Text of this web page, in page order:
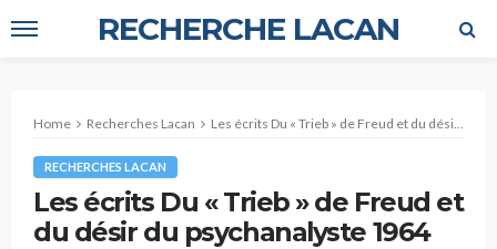
RECHERCHE LACAN
Home Recherches Lacan Les écrits Du « Trieb » de Freud et du désir du psychanalyste 1964
RECHERCHES LACAN
Les écrits Du « Trieb » de Freud et
du désir du psychanalyste 1964